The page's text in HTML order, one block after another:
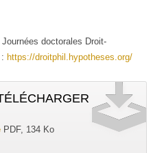
doctorales Droit-
https://droitphil.hypotheses.org/
PDF, 134 Ko